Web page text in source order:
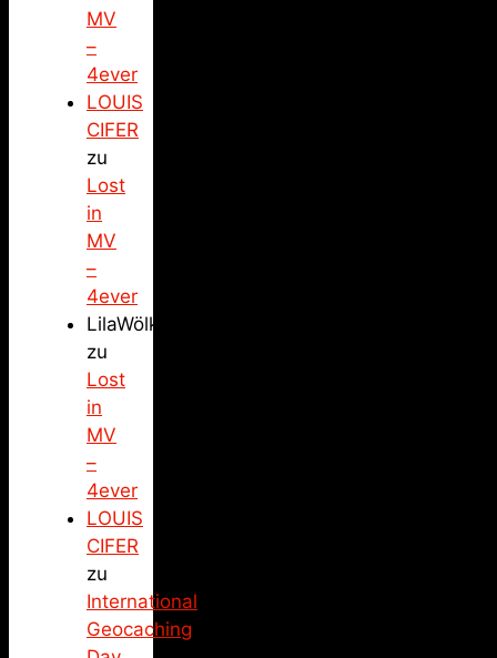
MV
–
4ever
LOUIS
CIFER
zu
Lost
in
MV
–
4ever
LilaWölkchen
zu
Lost
in
MV
–
4ever
LOUIS
CIFER
zu
International
Geocaching